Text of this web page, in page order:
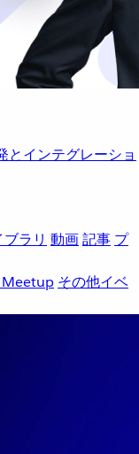
インテグレーショ
ラリ 動画記事 プ
その他イベ